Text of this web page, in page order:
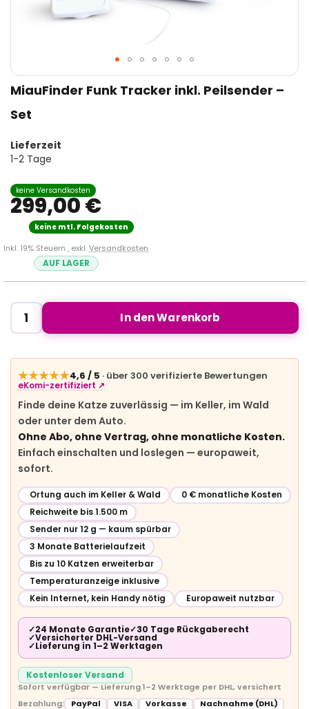
Zum
Anfang
Bildergalerie
MiauFinder Funk Tracker inkl. Peilsender –
Set
Lieferzeit
1-2 Tage
299,00 €
Inkl. 19% Steuern , exkl.Versandkosten
AUF LAGER
In den Warenkorb
★★★★★4,6 / 5 · über 300 verifizierte Bewertungen
eKomi-zertifiziert ↗
Finde deine Katze zuverlässig — im Keller, im Wald
oder unter dem Auto.
Ohne Abo, ohne Vertrag, ohne monatliche Kosten.
Einfach einschalten und loslegen — europaweit,
sofort.
Ortung auch im Keller & Wald
0 € monatliche Kosten
Reichweite bis 1.500 m
Sender nur 12 g — kaum spürbar
3 Monate Batterielaufzeit
Bis zu 10 Katzen erweiterbar
Temperaturanzeige inklusive
Kein Internet, kein Handy nötig
Europaweit nutzbar
✓24 Monate Garantie✓30 Tage Rückgaberecht
✓Versicherter DHL-Versand
✓Lieferung in 1–2 Werktagen
Kostenloser Versand
Sofort verfügbar — Lieferung 1–2 Werktage per DHL, versichert
Bezahlung:
PayPal VISA Vorkasse Nachnahme (DHL)